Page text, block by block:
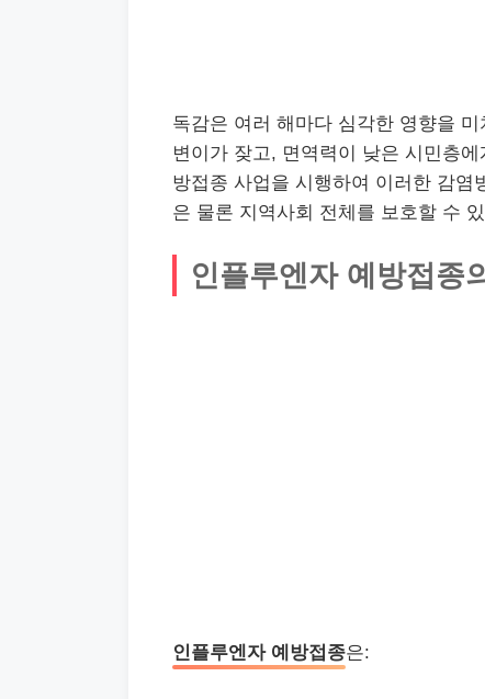
독감은 여러 해마다 심각한 영향을
변이가 잦고, 면역력이 낮은 시민층
방접종 사업을 시행하여 이러한 감염
은 물론 지역사회 전체를 보호할 수
인플루엔자 예방접종
인플루엔자 예방접종은: